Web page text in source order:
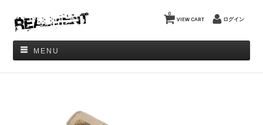
VIEW CART
0
ログイン
MENU